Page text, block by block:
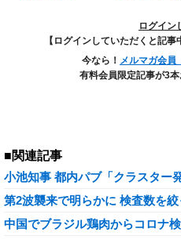
ログイン
【ログインしていただくと記事
今なら！ メルマガ会員
有料会員限定記事が3本
■関連記事
小池知事 都内パブ「クラスター
第2波襲来で明らかに 検査数を
中国でブラジル鶏肉からコロナ